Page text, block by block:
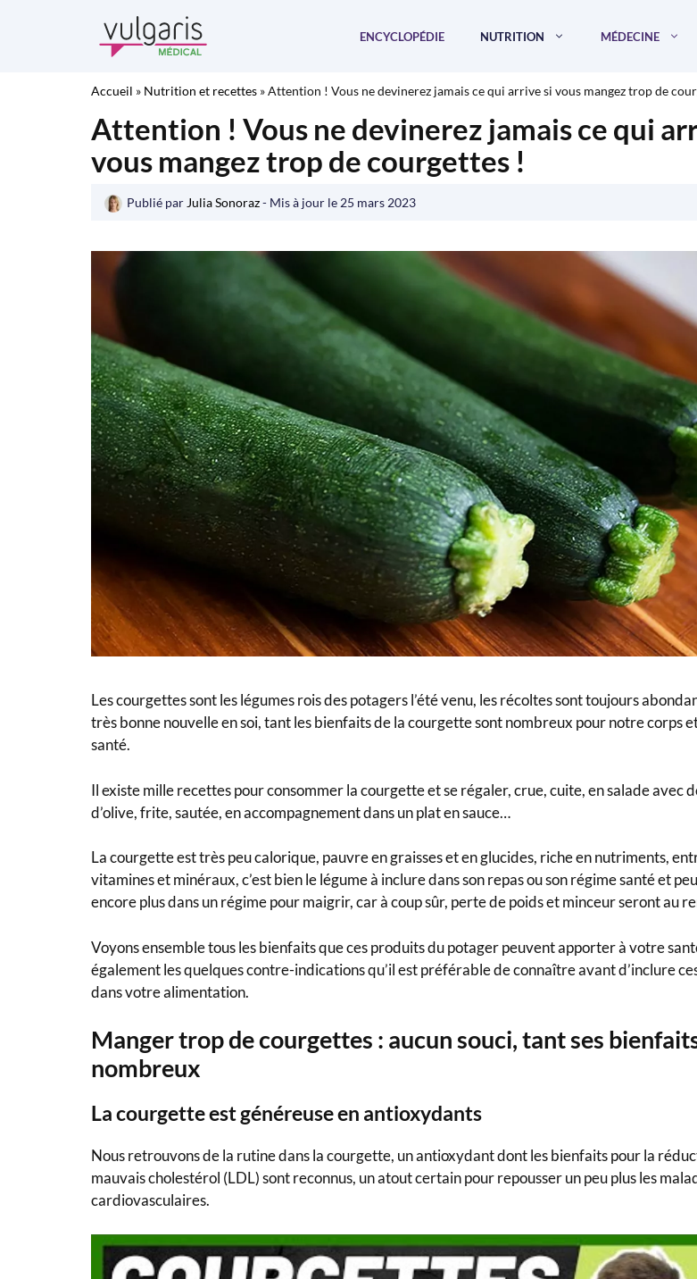
ENCYCLOPÉDIE NUTRITION MÉDECINE
Accueil » Nutrition et recettes »Attention ! Vous ne devinerez jamais ce qui arrive si vous mangez trop de
Attention ! Vous ne devinerez jamais ce qui
vous mangez trop de courgettes !
Publié par Julia Sonoraz- Mis à jour le 25 mars 2023
Les courgettes sont les légumes rois des potagers l’été venu, les récoltes sont toujours
très bonne nouvelle en soi, tant les bienfaits de la courgette sont nombreux pour notre corps
santé.
Il existe mille recettes pour consommer la courgette et se régaler, crue, cuite, en salade avec
d’olive, frite, sautée, en accompagnement dans un plat en sauce…
La courgette est très peu calorique, pauvre en graisses et en glucides, riche en nutriments,
vitamines et minéraux, c’est bien le légume à inclure dans son repas ou son régime santé et
encore plus dans un régime pour maigrir, car à coup sûr, perte de poids et minceur seront au
Voyons ensemble tous les bienfaits que ces produits du potager peuvent apporter à votre
également les quelques contre-indications qu’il est préférable de connaître avant d’inclure
dans votre alimentation.
Manger trop de courgettes : aucun souci, tant ses
nombreux
La courgette est généreuse en antioxydants
Nous retrouvons de la rutine dans la courgette, un antioxydant dont les bienfaits pour la
mauvais cholestérol (LDL) sont reconnus, un atout certain pour repousser un peu plus les
cardiovasculaires.